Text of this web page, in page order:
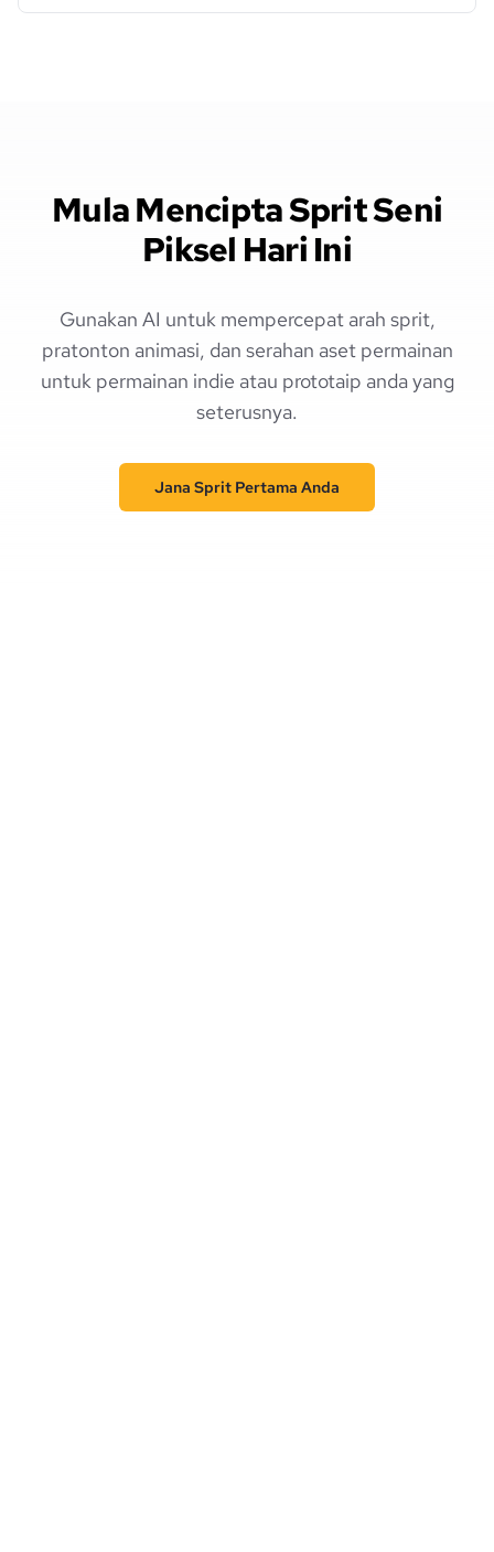
Mula Mencipta Sprit Seni
Piksel Hari Ini
Gunakan AI untuk mempercepat arah sprit,
pratonton animasi, dan serahan aset permainan
untuk permainan indie atau prototaip anda yang
seterusnya.
Jana Sprit Pertama Anda